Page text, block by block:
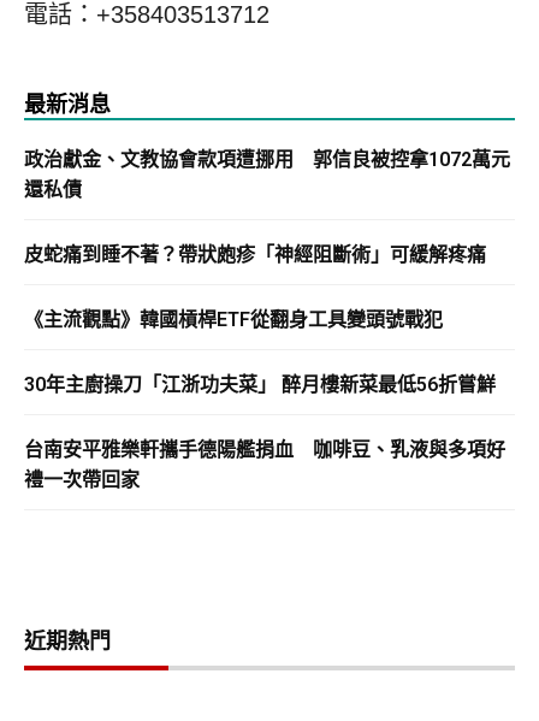
電話：+358403513712
最新消息
政治獻金、文教協會款項遭挪用 郭信良被控拿1072萬元
還私債
皮蛇痛到睡不著？帶狀皰疹「神經阻斷術」可緩解疼痛
《主流觀點》韓國槓桿ETF從翻身工具變頭號戰犯
30年主廚操刀「江浙功夫菜」 醉月樓新菜最低56折嘗鮮
台南安平雅樂軒攜手德陽艦捐血 咖啡豆、乳液與多項好
禮一次帶回家
近期熱門